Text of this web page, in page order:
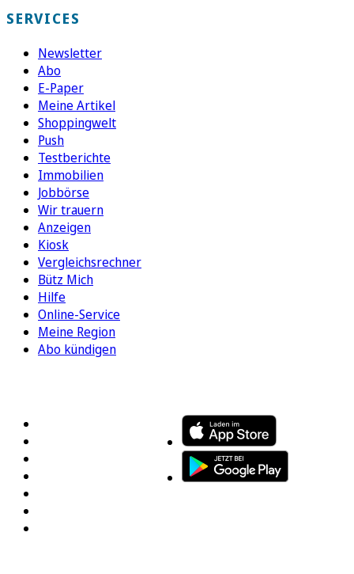
SERVICES
Newsletter
Abo
E-Paper
Meine Artikel
Shoppingwelt
Push
Testberichte
Immobilien
Jobbörse
Wir trauern
Anzeigen
Kiosk
Vergleichsrechner
Bütz Mich
Hilfe
Online-Service
Meine Region
Abo kündigen